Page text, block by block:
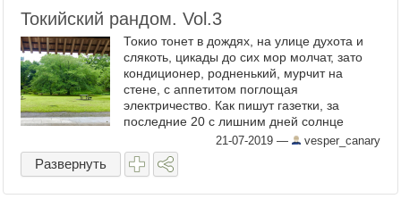
Токийский рандом. Vol.3
Токио тонет в дождях, на улице духота и
слякоть, цикады до сих мор молчат, зато
кондиционер, родненький, мурчит на
стене, c аппетитом поглощая
электричество. Как пишут газетки, за
последние 20 с лишним дней солнце
выглянуло из-за туч всего на 3 часа.
Пришло время вспомнить, каким был ...
21-07-2019 — vesper_canary
Развернуть